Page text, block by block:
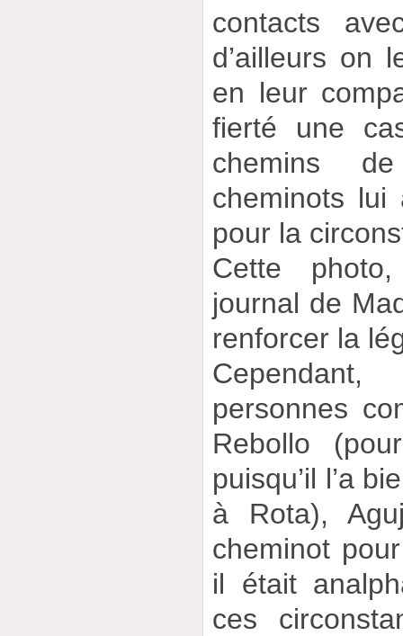
contacts
d’ailleurs on
en leur
fierté une
chemins
cheminots
pour la
Cette
journal de
renforcer la
personnes
Rebollo
puisqu’il l’a
à Rota),
cheminot
il était
ces